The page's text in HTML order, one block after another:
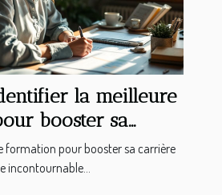
la meilleure
booster sa
formation pour booster sa carrière
incontournable...